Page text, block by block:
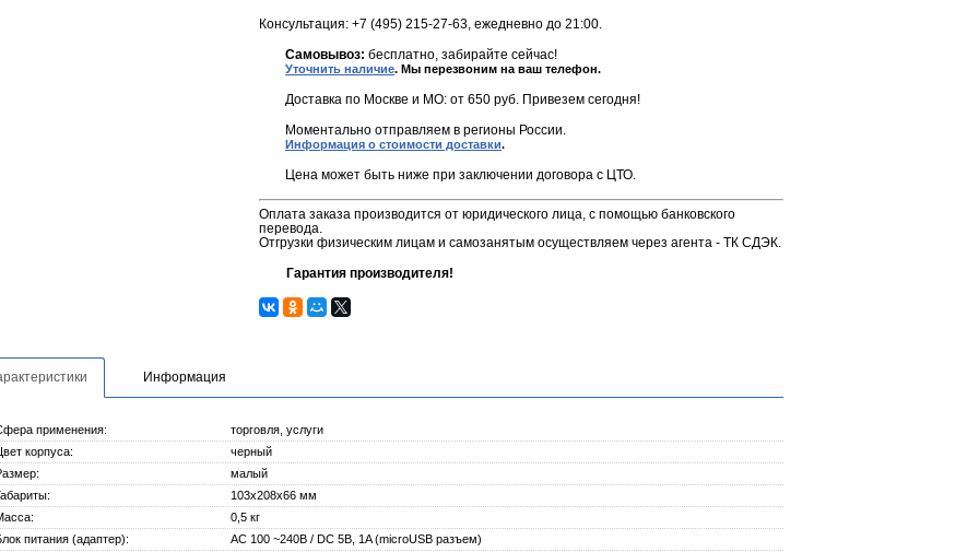
Консультация: +7 (495) 215-27-63, ежедневно до 21:00.
Самовывоз: бесплатно, забирайте сейчас!
Уточнить наличие. Мы перезвоним на ваш телефон.
Доставка по Москве и МО: от 650 руб. Привезем сегодня!
Моментально отправляем в регионы России.
Информация о стоимости доставки.
Цена может быть ниже при заключении договора с ЦТО.
Оплата заказа производится от юридического лица, с помощью банковского
перевода.
Отгрузки физическим лицам и самозанятым осуществляем через агента - ТК СДЭК.
Гарантия производителя!
Информация
применения:
торговля, услуги
корпуса:
черный
малый
103х208х66 мм
0,5 кг
питания (адаптер):
AC 100 ~240В / DC 5В, 1A (microUSB разъем)